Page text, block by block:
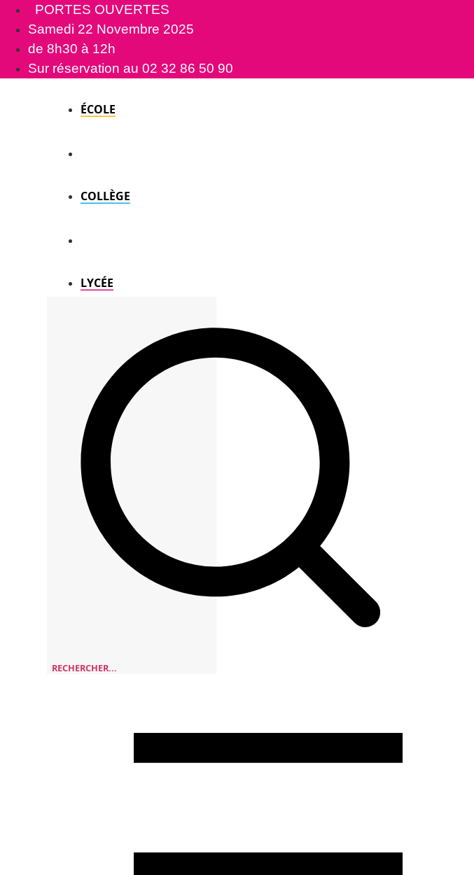
Aller
contenu
PORTES OUVERTES
Samedi 22 Novembre 2025
de 8h30 à 12h
Sur réservation au 02 32 86 50 90
ÉCOLE
COLLÈGE
LYCÉE
RECHERCHER...